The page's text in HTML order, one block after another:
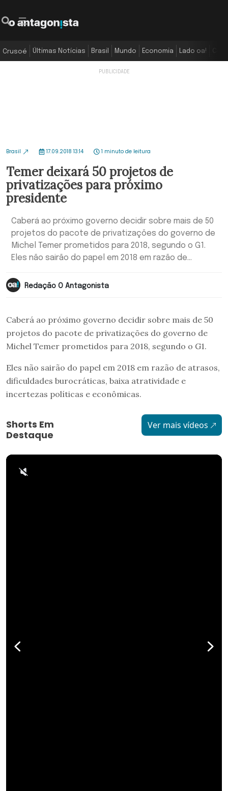
Crusoé Últimas Notícias Brasil Mundo Economia Lado oa!
Brasil 17.09.2018 13:14 1 minuto de leitura
Temer deixará 50 projetos de
privatizações para próximo
presidente
Caberá ao próximo governo decidir sobre mais de 50
projetos do pacote de privatizações do governo de
Michel Temer prometidos para 2018, segundo o G1.
Eles não sairão do papel em 2018 em razão de...
Redação O Antagonista
Caberá ao próximo governo decidir sobre mais de 50
projetos do pacote de privatizações do governo de
Michel Temer prometidos para 2018, segundo o G1.
Eles não sairão do papel em 2018 em razão de atrasos,
dificuldades burocráticas, baixa atratividade e
incertezas políticas e econômicas.
Shorts Em
Destaque
Ver mais vídeos